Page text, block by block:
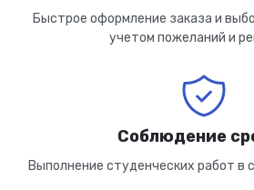
Быстрое оформление заказа и
учетом пожеланий и
Соблюдение
Выполнение студенческих работ в